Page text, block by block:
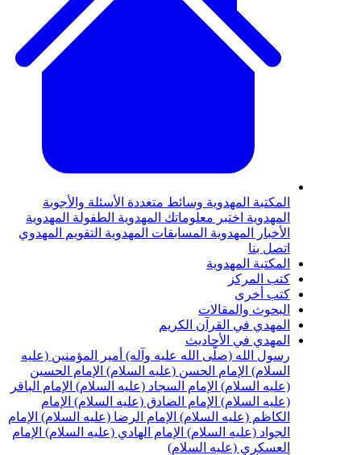
المهدويةوسائط متعددةالأسئلة والأجوبة
اختبر معلوماتك المهدويةالطفولة المهدوية
المهدويةالمسابقات المهدويةالتقويم المهدوي
المهدوية
والمقالات
في القرآن الكريم
في الأحاديث
الله (صلّى الله عليه وآله) أمير المؤمنين (عليه
الإمام الحسن (عليه السلام) الإمام الحسين
الإمام السجاد (عليه السلام) الإمام الباقر
الإمام الصادق (عليه السلام) الإمام
(عليه السلام) الإمام الرضا (عليه السلام) الإمام
(عليه السلام) الإمام الهادي (عليه السلام) الإمام
(عليه السلام)